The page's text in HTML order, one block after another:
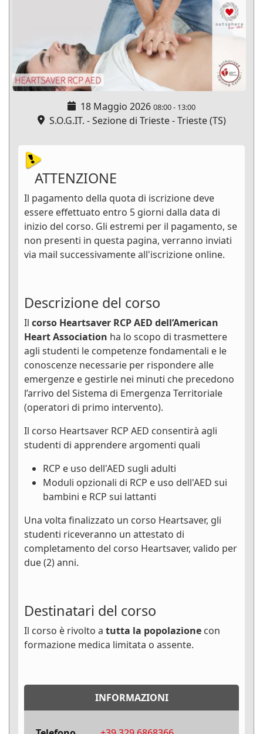
18 Maggio 2026 08:00- 13:00
S.O.G.IT. - Sezione di Trieste - Trieste (TS)
ATTENZIONE
Il pagamento della quota di iscrizione deve
essere effettuato entro 5 giorni dalla data di
inizio del corso. Gli estremi per il pagamento, se
non presenti in questa pagina, verranno inviati
via mail successivamente all'iscrizione online.
Descrizione del corso
Il corso Heartsaver RCP AED dell’American
Heart Association ha lo scopo di trasmettere
agli studenti le competenze fondamentali e le
conoscenze necessarie per rispondere alle
emergenze e gestirle nei minuti che precedono
l’arrivo del Sistema di Emergenza Territoriale
(operatori di primo intervento).
Il corso Heartsaver RCP AED consentirà agli
studenti di apprendere argomenti quali
RCP e uso dell'AED sugli adulti
Moduli opzionali di RCP e uso dell'AED sui
bambini e RCP sui lattanti
Una volta finalizzato un corso Heartsaver, gli
studenti riceveranno un attestato di
completamento del corso Heartsaver, valido per
due (2) anni.
Destinatari del corso
Il corso è rivolto a tutta la popolazione con
formazione medica limitata o assente.
INFORMAZIONI